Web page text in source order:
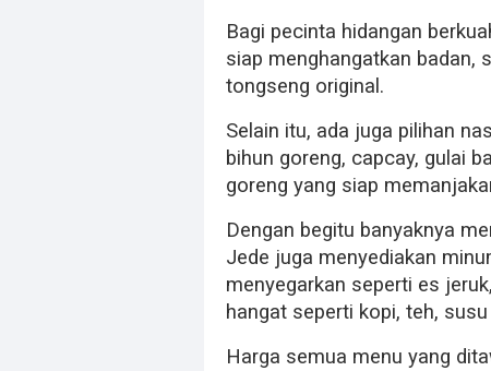
Bagi pecinta hidangan
siap menghangatkan badan,
tongseng original.
Selain itu, ada juga pilihan
bihun goreng, capcay, gulai
goreng yang siap
Dengan begitu banyaknya
Jede juga menyediakan
menyegarkan seperti es
hangat seperti kopi, teh,
Harga semua menu yang